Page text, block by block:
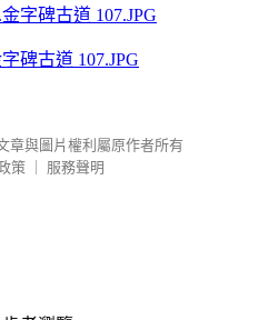
碑古道 107.JPG
章與圖片權利屬原作者所有
策
服務聲明